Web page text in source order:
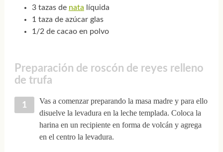
3 tazas de nata líquida
1 taza de azúcar glas
1/2 de cacao en polvo
Preparación de roscón de reyes relleno
de trufa
Vas a comenzar preparando la masa madre y para ello
disuelve la levadura en la leche templada. Coloca la
harina en un recipiente en forma de volcán y agrega
en el centro la levadura.